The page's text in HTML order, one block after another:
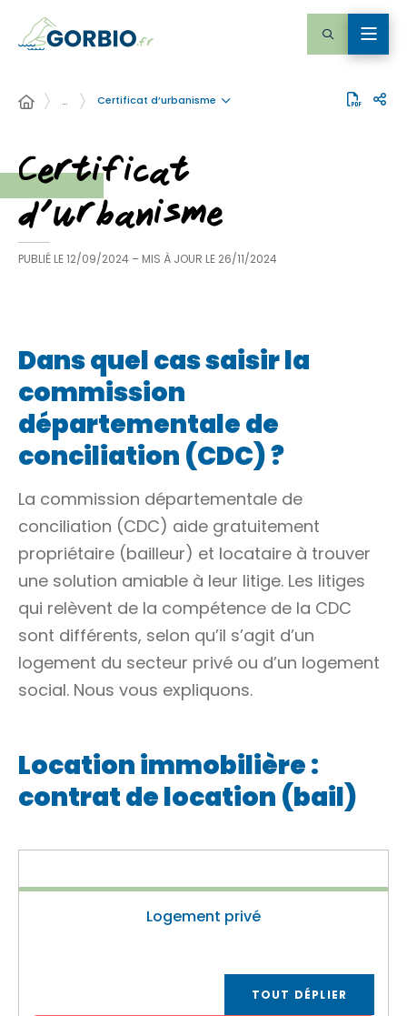
… Certificat d’urbanisme
Certificat
d’urbanisme
PUBLIÉ LE12/09/2024 – MIS À JOUR LE 26/11/2024
Dans quel cas saisir la
commission
départementale de
conciliation (CDC) ?
La commission départementale de
conciliation (CDC) aide gratuitement
propriétaire (bailleur) et locataire à trouver
une solution amiable à leur litige. Les litiges
qui relèvent de la compétence de la CDC
sont différents, selon qu’il s’agit d’un
logement du secteur privé ou d’un logement
social. Nous vous expliquons.
Location immobilière :
contrat de location (bail)
Logement privé
TOUT DÉPLIER